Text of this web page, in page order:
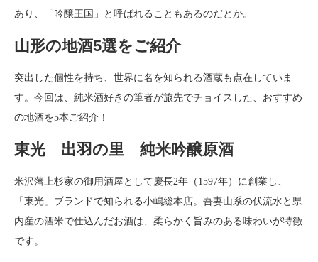
あり、「吟醸王国」と呼ばれることもあるのだとか。
山形の地酒5選をご紹介
突出した個性を持ち、世界に名を知られる酒蔵も点在していま
す。今回は、純米酒好きの筆者が旅先でチョイスした、おすすめ
の地酒を5本ご紹介！
東光 出羽の里 純米吟醸原酒
米沢藩上杉家の御用酒屋として慶長2年（1597年）に創業し、
「東光」ブランドで知られる小嶋総本店。吾妻山系の伏流水と県
内産の酒米で仕込んだお酒は、柔らかく旨みのある味わいが特徴
です。